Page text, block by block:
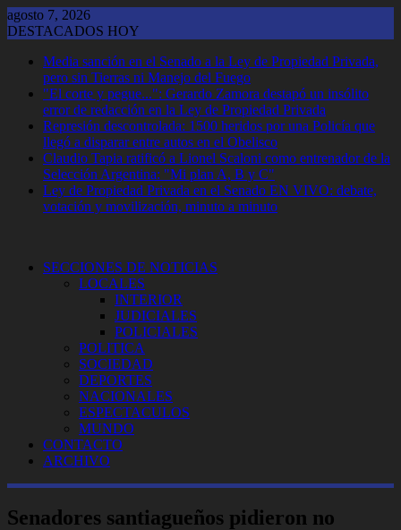
Saltar
al
agosto 7, 2026
DESTACADOS HOY
Media sanción en el Senado a la Ley de Propiedad Privada,
pero sin Tierras ni Manejo del Fuego
"El corte y pegue...": Gerardo Zamora destapó un insólito
error de redacción en la Ley de Propiedad Privada
Represión descontrolada: 1500 heridos por una Policía que
llegó a disparar entre autos en el Obelisco
Claudio Tapia ratificó a Lionel Scaloni como entrenador de la
Selección Argentina: "Mi plan A, B y C"
Ley de Propiedad Privada en el Senado EN VIVO: debate,
votación y movilización, minuto a minuto
SECCIONES DE NOTICIAS
LOCALES
INTERIOR
JUDICIALES
POLICIALES
POLITICA
SOCIEDAD
DEPORTES
NACIONALES
ESPECTACULOS
MUNDO
CONTACTO
ARCHIVO
Senadores santiagueños pidieron no